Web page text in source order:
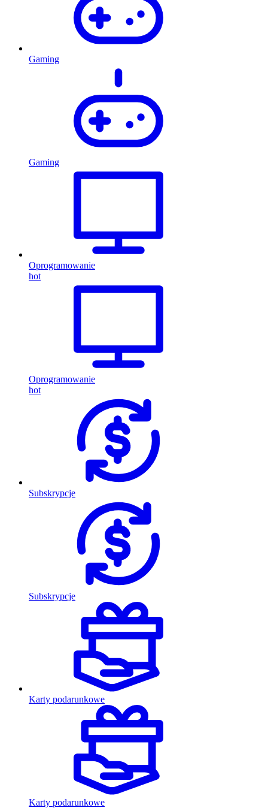
Gaming
Gaming
Oprogramowanie
hot
Oprogramowanie
hot
Subskrypcje
Subskrypcje
Karty podarunkowe
Karty podarunkowe